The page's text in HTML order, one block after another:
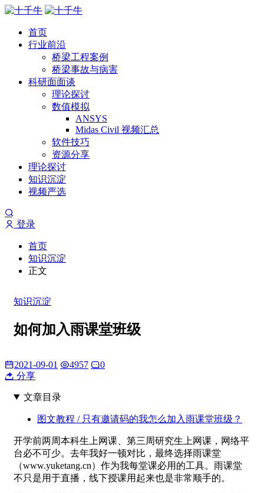
首页
行业前沿
桥梁工程案例
桥梁事故与病害
科研面面谈
理论探讨
数值模拟
ANSYS
Midas Civil 视频汇总
软件技巧
资源分享
理论探讨
知识沉淀
视频严选
登录
首页
知识沉淀
正文
知识沉淀
如何加入雨课堂班级
2021-09-01 4957
0
分享
文章目录
图文教程 / 只有邀请码的我怎么加入雨课堂班级？
开学前两周本科生上网课、第三周研究生上网课，网络平
台必不可少。去年我好一顿对比，最终选择雨课堂
（www.yuketang.cn）作为我每堂课必用的工具。雨课堂
不只是用于直播，线下授课用起来也是非常顺手的。